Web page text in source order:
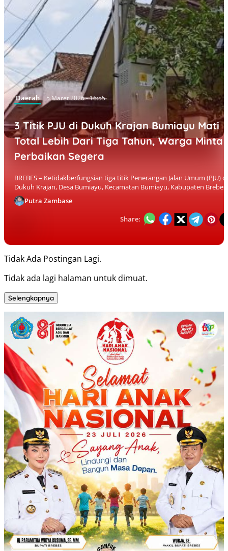
Daerah 5 Maret 2026 - 16:55
3 Titik PJU di Dukuh Krajan Bumiayu Mati
Total Lebih Dari Tiga Tahun, Warga Minta
Perbaikan Segera
BREBES – Ketidakberfungsian tiga titik Penerangan Jalan Umum (PJU) di
Dukuh Krajan, Desa Bumiayu, Kecamatan Bumiayu, Kabupaten
Putra Zambase
Share:
Tidak Ada Postingan Lagi.
Tidak ada lagi halaman untuk dimuat.
Selengkapnya